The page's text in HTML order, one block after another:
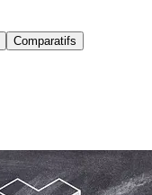
Comparatifs